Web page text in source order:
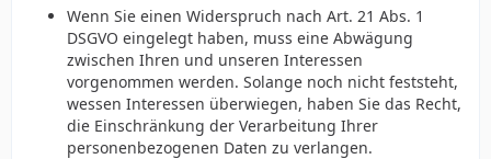
Wenn Sie einen Widerspruch nach Art. 21 Abs. 1
DSGVO eingelegt haben, muss eine Abwägung
zwischen Ihren und unseren Interessen
vorgenommen werden. Solange noch nicht feststeht,
wessen Interessen überwiegen, haben Sie das Recht,
die Einschränkung der Verarbeitung Ihrer
personenbezogenen Daten zu verlangen.